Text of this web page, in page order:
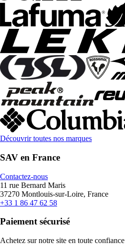
Découvrir toutes nos marques
SAV en France
Contactez-nous
11 rue Bernard Maris
37270 Montlouis-sur-Loire, France
+33 1 86 47 62 58
Paiement sécurisé
Achetez sur notre site en toute confiance